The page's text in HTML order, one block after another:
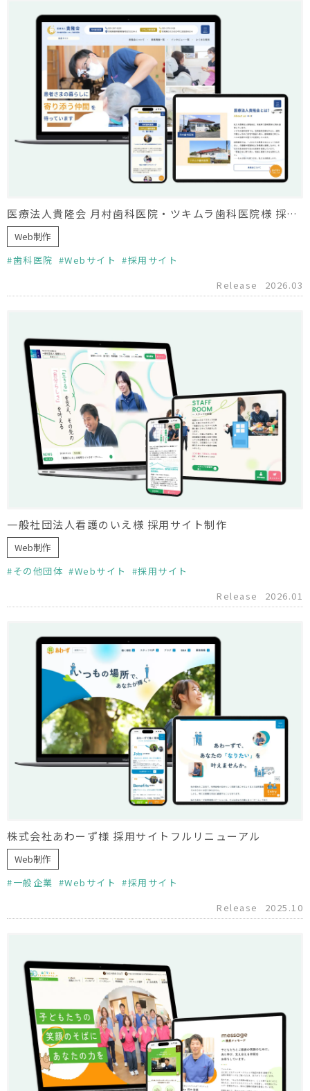
医療法人貴隆会 月村歯科医院・ツキムラ歯科医院様 採用サイト制作
Web制作
歯科医院
Webサイト
採用サイト
Release
2026.03
一般社団法人看護のいえ様 採用サイト制作
Web制作
その他団体
Webサイト
採用サイト
Release
2026.01
株式会社あわーず様 採用サイトフルリニューアル
Web制作
一般企業
Webサイト
採用サイト
Release
2025.10